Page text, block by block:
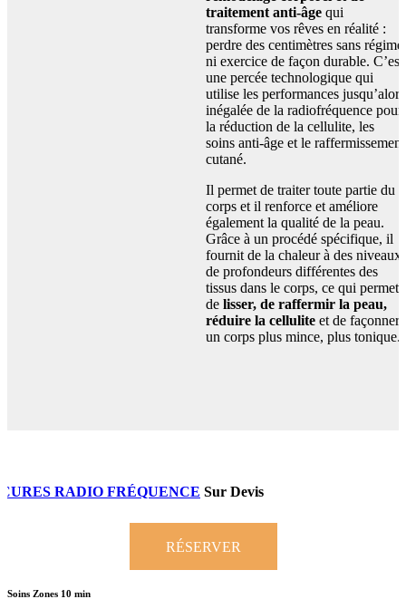
traitement anti-âge qui
transforme vos rêves en réalité :
perdre des centimètres sans régime
ni exercice de façon durable. C’est
une percée technologique qui
utilise les performances jusqu’alors
inégalée de la radiofréquence pour
la réduction de la cellulite, les
soins anti-âge et le raffermissement
cutané.
Il permet de traiter toute partie du
corps et il renforce et améliore
également la qualité de la peau.
Grâce à un procédé spécifique, il
fournit de la chaleur à des niveaux
de profondeurs différentes des
tissus dans le corps, ce qui permet
delisser, de raffermir la peau,
réduire la cellulite et de façonner
un corps plus mince, plus tonique.
CURES RADIO FRÉQUENCE Sur Devis
RÉSERVER
Soins Zones 10 min